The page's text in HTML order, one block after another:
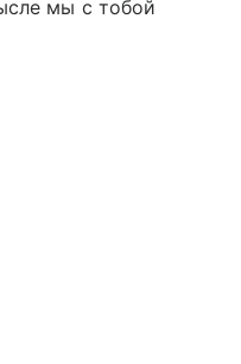
мы с тобой